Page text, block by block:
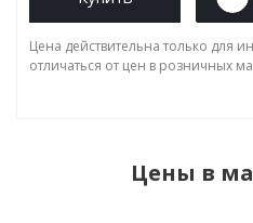
Цена действительна только для
отличаться от цен в розничных
Цены в